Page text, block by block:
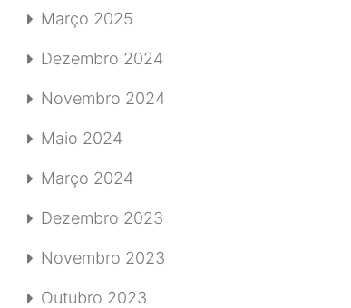
Março 2025
Dezembro 2024
Novembro 2024
Maio 2024
Março 2024
Dezembro 2023
Novembro 2023
Outubro 2023